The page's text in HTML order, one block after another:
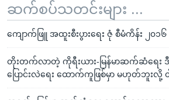
ဆက်စပ်သတင်းများ ...
ကျောက်ဖြူ အထူးစီးပွားရေး ဇုံ စီမံကိန်း ၂၀
တိုးတက်လာတဲ့ ကိုရီးယား-မြန်မာဆက်ဆံရေး ဒီ
ပြောင်းလဲရေး ထောက်ကူဖြစ်မှာ မဟုတ်ဘူး